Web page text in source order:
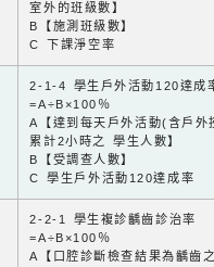
室外的班級數】
B【施測班級數】
C 下課淨空率
2-1-4 學生戶外活動120達成
=A÷B×100％
A【達到每天戶外活動(含戶外
累計2小時之 學生人數】
B【受調查人數】
C 學生戶外活動120達成率
2-2-1 學生複診齲齒診治率
=A÷B×100％
A【口腔診斷檢查結果為齲齒